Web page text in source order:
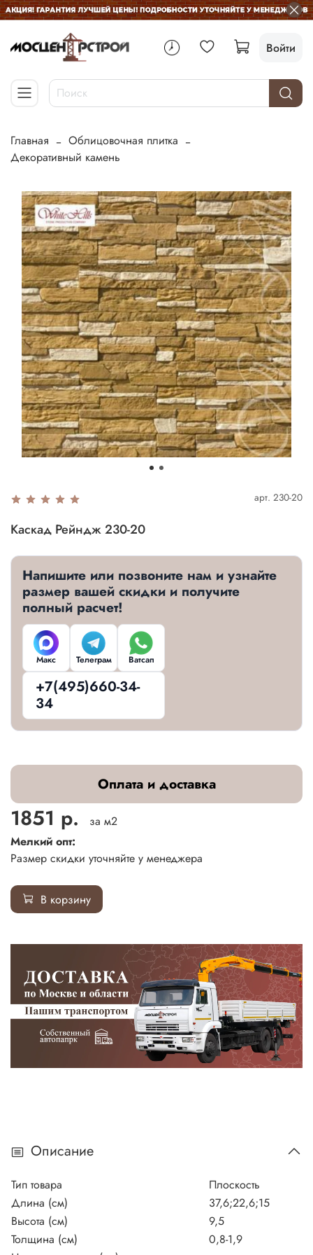
Войти
Главная
Облицовочная плитка
Декоративный камень
арт. 230-20
Каскад Рейндж 230-20
Напишите или позвоните нам и узнайте
размер вашей скидки и получите
полный расчет!
Макс Телеграм Ватсап
+7(495)660-34-
34
Оплата и доставка
1851 р.
за м2
Мелкий опт:
Размер скидки уточняйте у менеджера
В корзину
Описание
Тип товара
Плоскость
Длина (см)
37,6;22,6;15
Высота (см)
9,5
Толщина (см)
0,8-1,9